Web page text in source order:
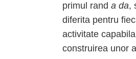
primul rand a da,
diferita pentru
activitate
construirea unor